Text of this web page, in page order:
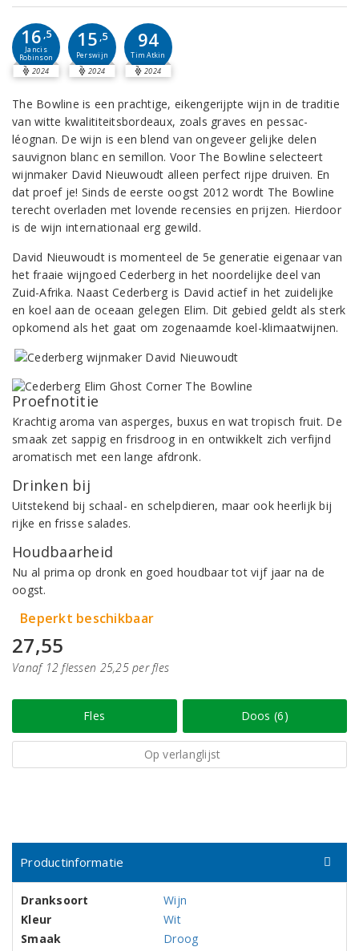
16 ,5
Jancis
Robinson
2024
15 ,5
Perswijn
2024
94
Tim Atkin
2024
The Bowline is een prachtige, eikengerijpte wijn in de traditie
van witte kwalititeitsbordeaux, zoals graves en pessac-
léognan. De wijn is een blend van ongeveer gelijke delen
sauvignon blanc en semillon. Voor The Bowline selecteert
wijnmaker David Nieuwoudt alleen perfect rijpe druiven. En
dat proef je! Sinds de eerste oogst 2012 wordt The Bowline
terecht overladen met lovende recensies en prijzen. Hierdoor
is de wijn internationaal erg gewild.
David Nieuwoudt is momenteel de 5e generatie eigenaar van
het fraaie wijngoed Cederberg in het noordelijke deel van
Zuid-Afrika. Naast Cederberg is David actief in het zuidelijke
en koel aan de oceaan gelegen Elim. Dit gebied geldt als sterk
opkomend als het gaat om zogenaamde koel-klimaatwijnen.
Proefnotitie
Krachtig aroma van asperges, buxus en wat tropisch fruit. De
smaak zet sappig en frisdroog in en ontwikkelt zich verfijnd
aromatisch met een lange afdronk.
Drinken bij
Uitstekend bij schaal- en schelpdieren, maar ook heerlijk bij
rijke en frisse salades.
Houdbaarheid
Nu al prima op dronk en goed houdbaar tot vijf jaar na de
oogst.
Beperkt beschikbaar
27,55
Vanaf 12 flessen 25,25 per fles
Fles Doos (6)
Op verlanglijst
Productinformatie
Dranksoort
Wijn
Kleur
Wit
Smaak
Droog